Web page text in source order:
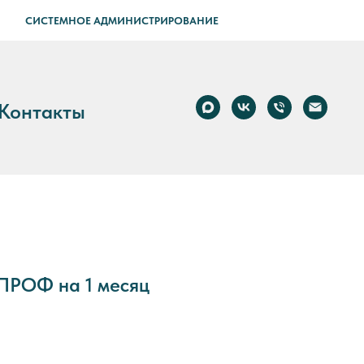
СИСТЕМНОЕ АДМИНИСТРИРОВАНИЕ
на 1 месяц